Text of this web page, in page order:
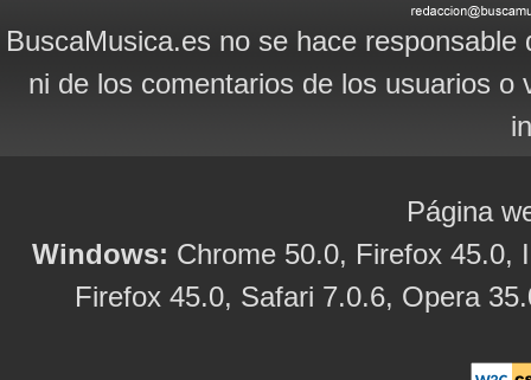
BuscaMusica.es no se hace
ni de los comentarios de los usuarios
Página
Windows: Chrome 50.0, Firefox 45.0,
Firefox 45.0, Safari 7.0.6, Opera